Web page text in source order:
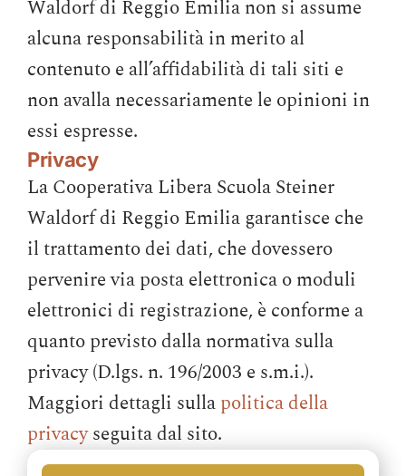
Waldorf di Reggio Emilia non si assume
alcuna responsabilità in merito al
contenuto e all’affidabilità di tali siti e
non avalla necessariamente le opinioni in
essi espresse.
Privacy
La Cooperativa Libera Scuola Steiner
Waldorf di Reggio Emilia garantisce che
il trattamento dei dati, che dovessero
pervenire via posta elettronica o moduli
elettronici di registrazione, è conforme a
quanto previsto dalla normativa sulla
privacy (D.lgs. n. 196/2003 e s.m.i.).
Maggiori dettagli sullapolitica della
privacyseguita dal sito.